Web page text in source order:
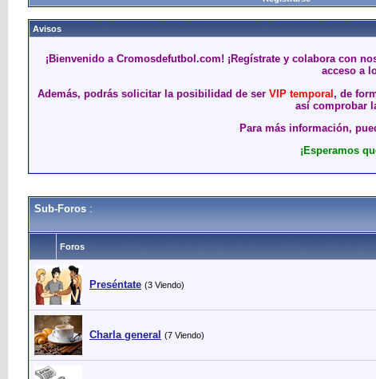
Avisos
¡Bienvenido a Cromosdefutbol.com! ¡Regístrate y colabora con
acceso a
Además, podrás solicitar la posibilidad de ser VIP temporal, de
así comprobar
Para más información,
¡Esperamos
Sub-Foros :
Foros
Preséntate (3 Viendo)
Charla general (7 Viendo)